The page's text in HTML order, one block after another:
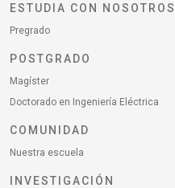
ESTUDIA CON NOSOTROS
Pregrado
POSTGRADO
Magíster
Doctorado en Ingeniería Eléctrica
COMUNIDAD
Nuestra escuela
INVESTIGACIÓN